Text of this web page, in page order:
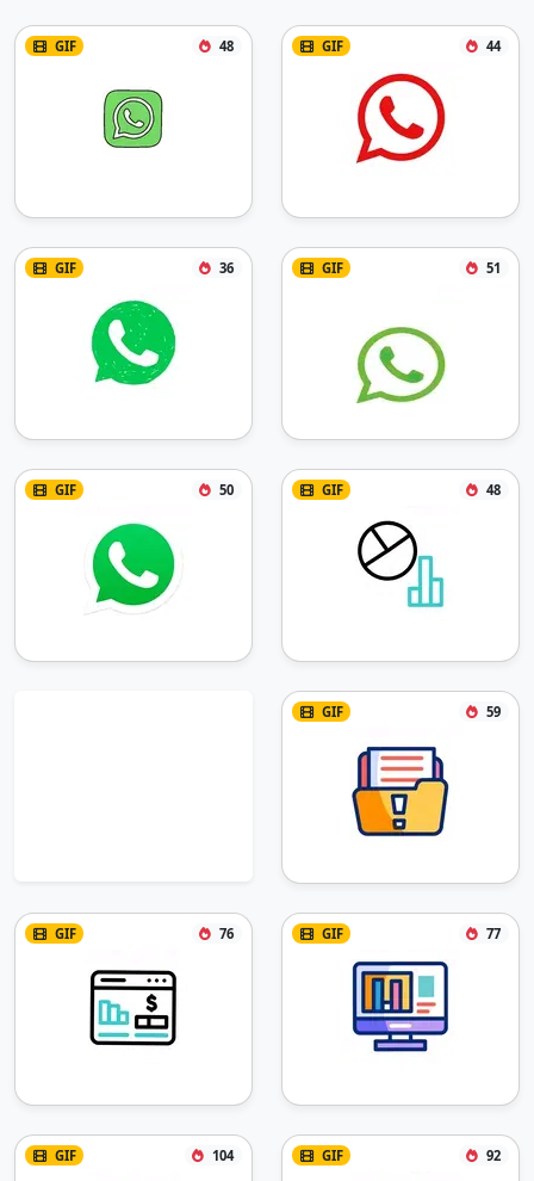
GIF 48 GIF 44
GIF 36 GIF 51
GIF 50 GIF 48
GIF 59
GIF 76 GIF 77
GIF 104 GIF 92